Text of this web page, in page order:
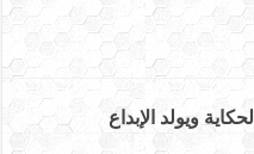
ويولد الإبداع